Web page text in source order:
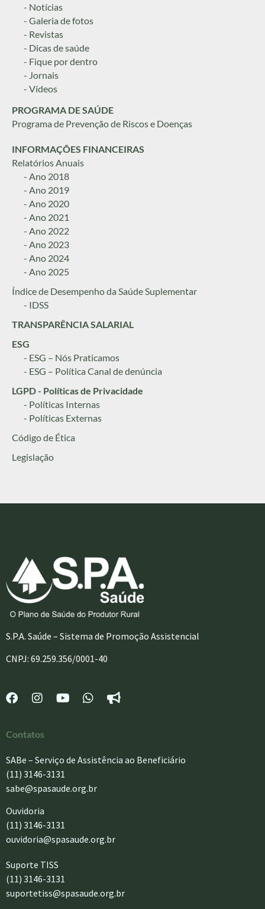
- Notícias
- Galeria de fotos
- Revistas
- Dicas de saúde
- Fique por dentro
- Jornais
- Vídeos
PROGRAMA DE SAÚDE
Programa de Prevenção de Riscos e Doenças
INFORMAÇÕES FINANCEIRAS
Relatórios Anuais
- Ano 2018
- Ano 2019
- Ano 2020
- Ano 2021
- Ano 2022
- Ano 2023
- Ano 2024
- Ano 2025
Índice de Desempenho da Saúde Suplementar
- IDSS
TRANSPARÊNCIA SALARIAL
ESG
- ESG – Nós Praticamos
- ESG – Política Canal de denúncia
LGPD - Políticas de Privacidade
- Políticas Internas
- Políticas Externas
Código de Ética
Legislação
S.P.A. Saúde – Sistema de Promoção Assistencial
CNPJ: 69.259.356/0001-40
Contatos
SABe – Serviço de Assistência ao Beneficiário
(11) 3146-3131
sabe@spasaude.org.br
Ouvidoria
(11) 3146-3131
ouvidoria@spasaude.org.br
Suporte TISS
(11) 3146-3131
suportetiss@spasaude.org.br